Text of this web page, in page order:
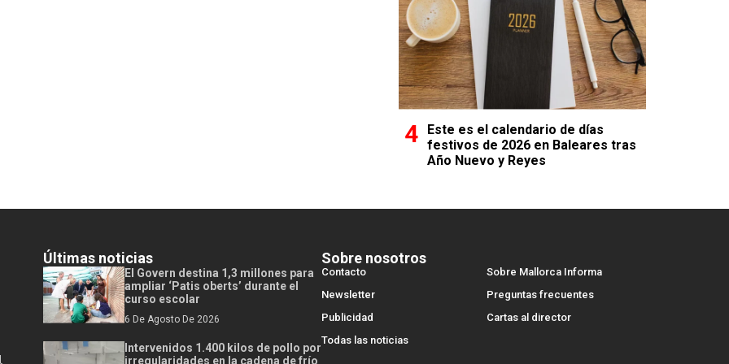
Este es el calendario de días
festivos de 2026 en Baleares tras
Año Nuevo y Reyes
Últimas noticias
El Govern destina 1,3 millones para
ampliar ‘Patis oberts’ durante el
curso escolar
6 De Agosto De 2026
Intervenidos 1.400 kilos de pollo por
irregularidades en la cadena de frío
Sobre nosotros
Contacto
Sobre Mallorca Informa
Newsletter
Preguntas frecuentes
Publicidad
Cartas al director
Todas las noticias